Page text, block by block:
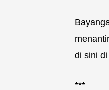
di sini
***